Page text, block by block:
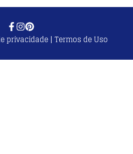
privacidade| Termos de Uso